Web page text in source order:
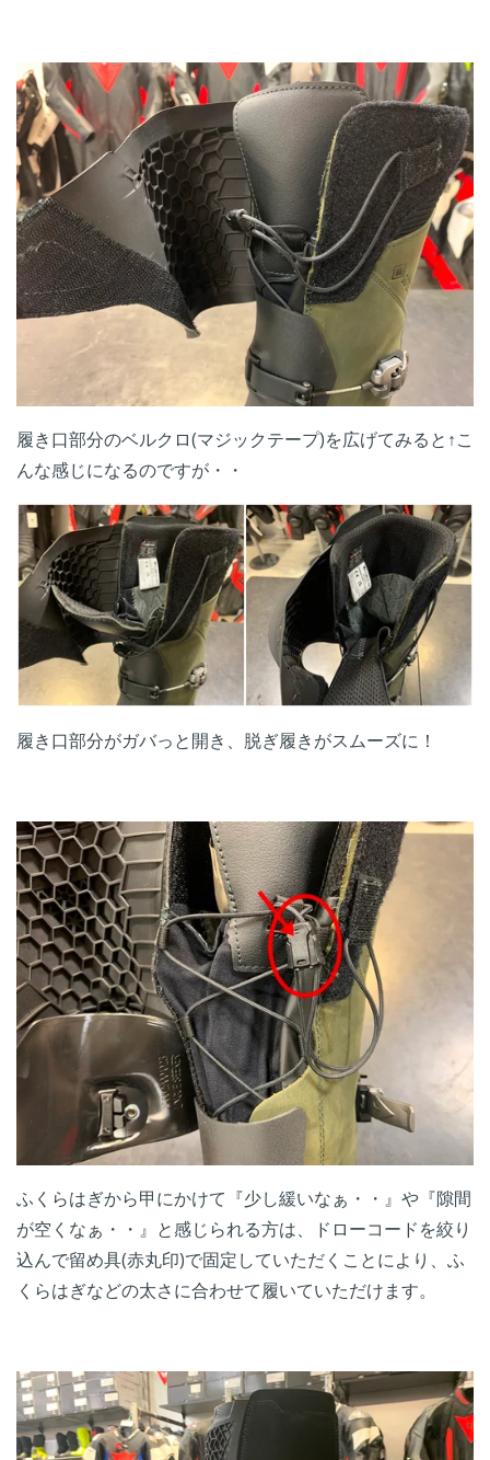
履き口部分のベルクロ(マジックテープ)を広げてみると↑こ
んな感じになるのですが・・
履き口部分がガバっと開き、脱ぎ履きがスムーズに！
ふくらはぎから甲にかけて『少し緩いなぁ・・』や『隙間
が空くなぁ・・』と感じられる方は、ドローコードを絞り
込んで留め具(赤丸印)で固定していただくことにより、ふ
くらはぎなどの太さに合わせて履いていただけます。